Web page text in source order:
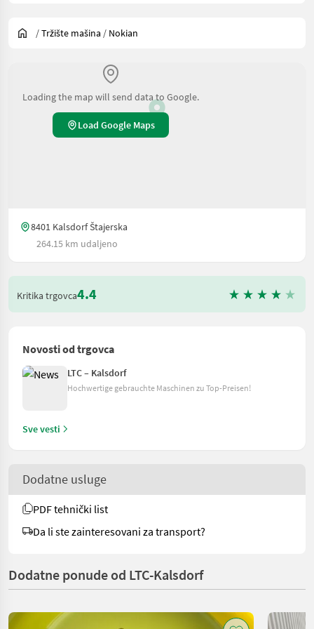
/Tržište mašina / Nokian
Loading the map will send data to Google.
Load Google Maps
8401 Kalsdorf Štajerska
264.15 km udaljeno
Kritika trgovca4.4
Novosti od trgovca
LTC – Kalsdorf
Hochwertige gebrauchte Maschinen zu Top-Preisen!
Sve vesti
Dodatne usluge
PDF tehnički list
Da li ste zainteresovani za transport?
Dodatne ponude od LTC-Kalsdorf